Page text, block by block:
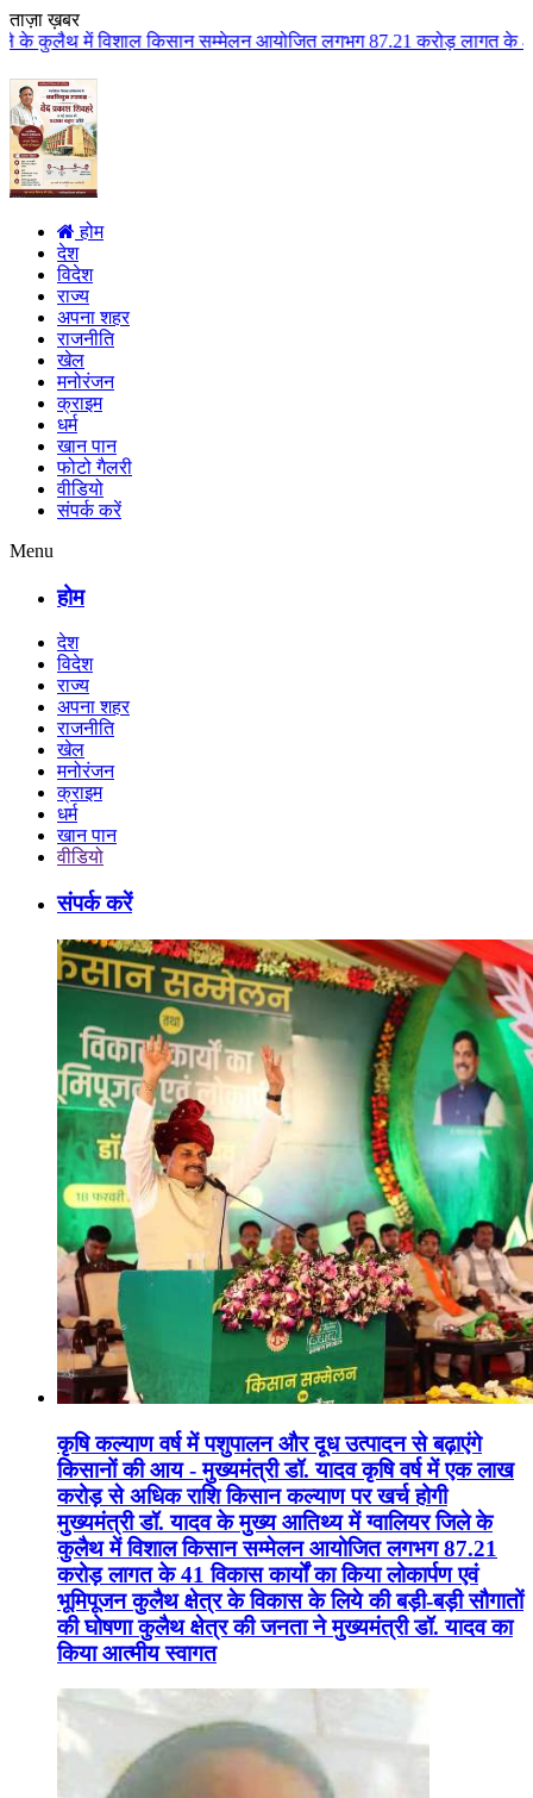
ताज़ा ख़बर
आयोजित लगभग 87.21 करोड़ लागत के 41 विकास कार्यों का
होम
देश
विदेश
राज्य
अपना शहर
राजनीति
खेल
मनोरंजन
क्राइम
धर्म
खान पान
फोटो गैलरी
वीडियो
संपर्क करें
Menu
होम
देश
विदेश
राज्य
अपना शहर
राजनीति
खेल
मनोरंजन
क्राइम
धर्म
खान पान
वीडियो
संपर्क करें
कृषि कल्याण वर्ष में पशुपालन और दूध उत्पादन से बढ़ाएंगे
किसानों की आय - मुख्यमंत्री डॉ. यादव कृषि वर्ष में एक लाख
करोड़ से अधिक राशि किसान कल्याण पर खर्च होगी
मुख्यमंत्री डॉ. यादव के मुख्य आतिथ्य में ग्वालियर जिले के
कुलैथ में विशाल किसान सम्मेलन आयोजित लगभग 87.21
करोड़ लागत के 41 विकास कार्यों का किया लोकार्पण एवं
भूमिपूजन कुलैथ क्षेत्र के विकास के लिये की बड़ी-बड़ी सौगातों
की घोषणा कुलैथ क्षेत्र की जनता ने मुख्यमंत्री डॉ. यादव का
किया आत्मीय स्वागत